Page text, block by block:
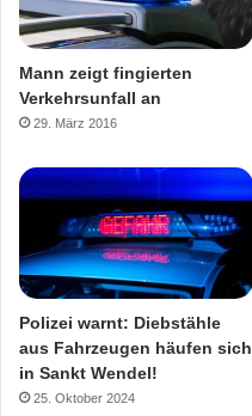
Mann zeigt fingierten
Verkehrsunfall an
29. März 2016
Polizei warnt: Diebstähle
aus Fahrzeugen häufen sich
in Sankt Wendel!
25. Oktober 2024